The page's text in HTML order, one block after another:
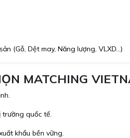
(Gỗ, Dệt may, Năng lượng, VLXD…)
MATCHING
trường quốc tế.
khẩu bền vững.